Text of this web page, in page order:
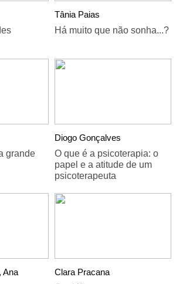
Tânia Paias
Há muito que não sonha...?
grande
Diogo Gonçalves
O que é a psicoterapia: o
papel e a atitude de um
psicoterapeuta
Ana
Clara Pracana